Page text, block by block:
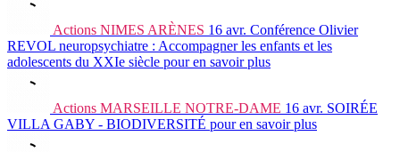
Actions NIMES ARÈNES 16 avr. Conférence Olivier
REVOL neuropsychiatre : Accompagner les enfants et les
adolescents du XXIe siècle pour en savoir plus
Actions MARSEILLE NOTRE-DAME 16 avr. SOIRÉE
VILLA GABY - BIODIVERSITÉ pour en savoir plus